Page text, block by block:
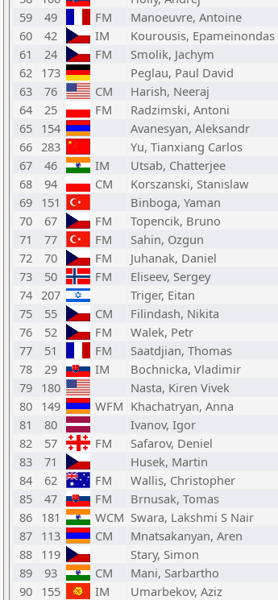
59
49 FM Manoeuvre, Antoine
60
42 IM Kourousis, Epameinondas
61
24 FM Smolik, Jachym
62 173 Peglau, Paul David
63
76 CM Harish, Neeraj
64
25 FM Radzimski, Antoni
65 154 Avanesyan, Aleksandr
66 283 Yu, Tianxiang Carlos
67
46 IM Utsab, Chatterjee
68
94 CM Korszanski, Stanislaw
69 151 Binboga, Yaman
70
67 FM Topencik, Bruno
71
77 FM Sahin, Ozgun
72
70 FM Juhanak, Daniel
73
50 FM Eliseev, Sergey
74 207 Triger, Eitan
75
55 CM Filindash, Nikita
76
52 FM Walek, Petr
77
51 FM Saatdjian, Thomas
78
29 IM Bochnicka, Vladimir
79 180 Nasta, Kiren Vivek
80 149 WFM Khachatryan, Anna
81
80 Ivanov, Igor
82
57 FM Safarov, Deniel
83
71 Husek, Martin
84
62 FM Wallis, Christopher
85
47 FM Brnusak, Tomas
86 181 WCM Swara, Lakshmi S Nair
87 113 CM Mnatsakanyan, Aren
88 119 Stary, Simon
89
93 CM Mani, Sarbartho
90 155 IM Umarbekov, Aziz